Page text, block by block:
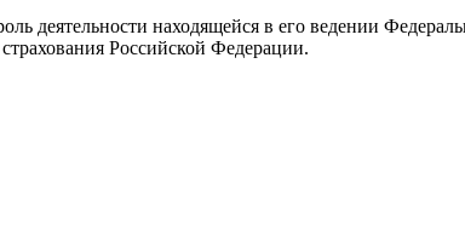
деятельности находящейся в его ведении
Российской Федерации.